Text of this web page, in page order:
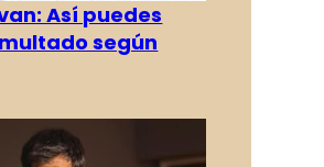
Así puedes
según